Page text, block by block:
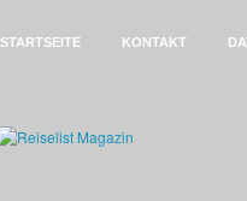
STARTSEITE KONTAKT